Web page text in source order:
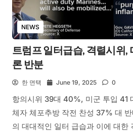
NEWS
트럼프 일터급습, 격렬시위,
론 반분
한 면택 June 19, 2025 0
항의시위 39대 40%, 미군 투
체자 체포추방 작전 찬성 37% 대
의 대대적인 일터 급습과 이에 대한